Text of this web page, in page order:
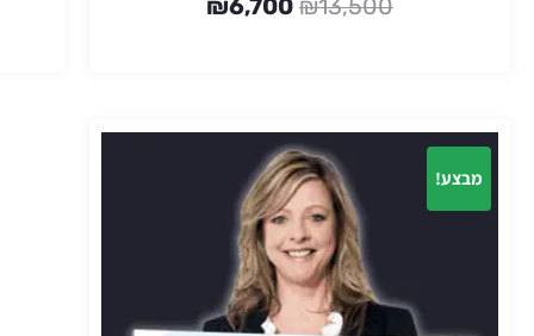
₪13,500
₪6,700
מבצע!